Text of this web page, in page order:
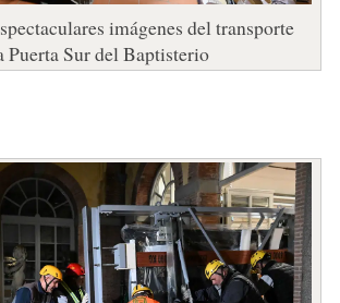
imágenes del transporte
Puerta Sur del Baptisterio